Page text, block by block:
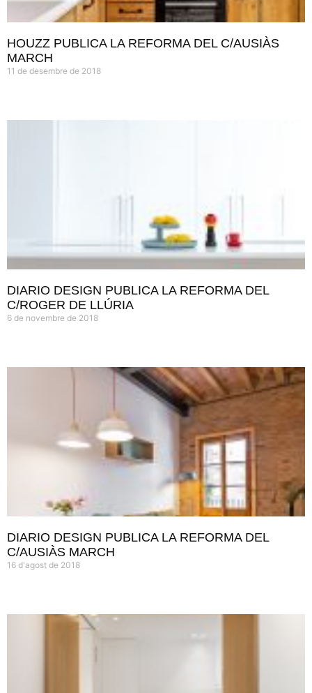
HOUZZ PUBLICA LA REFORMA DEL C/AUSIÀS
MARCH
11 de desembre de 2018
DIARIO DESIGN PUBLICA LA REFORMA DEL
C/ROGER DE LLÚRIA
6 de novembre de 2018
DIARIO DESIGN PUBLICA LA REFORMA DEL
C/AUSIÀS MARCH
16 d'agost de 2018